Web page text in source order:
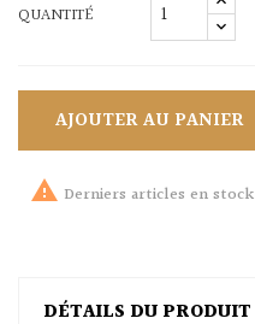
QUANTITÉ
AJOUTER AU PANIER
 Derniers articles en stock
DÉTAILS DU PRODUIT